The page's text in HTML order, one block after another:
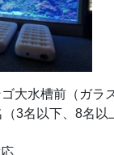
大水槽前（ガラ
（3名以下、8名以